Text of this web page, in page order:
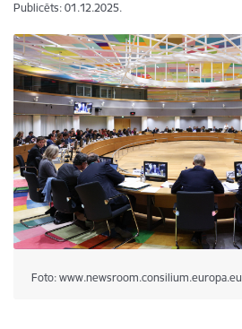
Publicēts: 01.12.2025.
Foto: www.newsroom.consilium.europa.eu